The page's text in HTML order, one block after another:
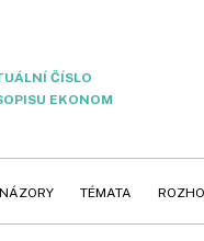
ČÍSLO
EKONOM
NÁZORY TÉMATA